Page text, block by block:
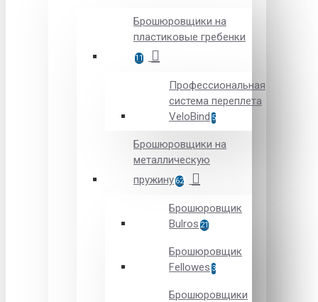
Брошюровщики на
пластиковые гребенки
11
Профессиональная
система переплета
VeloBind 5
Брошюровщики на
металлическую
пружину62
Брошюровщик
Bulros 21
Брошюровщик
Fellowes 3
Брошюровщики